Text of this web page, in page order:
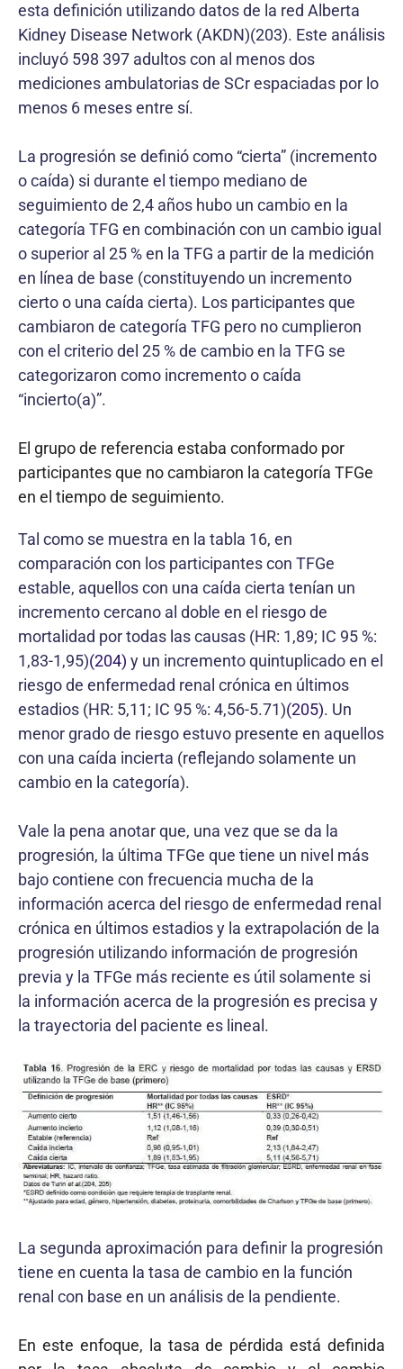
esta definición utilizando datos de la red Alberta
Kidney Disease Network (AKDN)(203). Este análisis
incluyó 598 397 adultos con al menos dos
mediciones ambulatorias de SCr espaciadas por lo
menos 6 meses entre sí.
La progresión se definió como “cierta” (incremento
o caída) si durante el tiempo mediano de
seguimiento de 2,4 años hubo un cambio en la
categoría TFG en combinación con un cambio igual
o superior al 25 % en la TFG a partir de la medición
en línea de base (constituyendo un incremento
cierto o una caída cierta). Los participantes que
cambiaron de categoría TFG pero no cumplieron
con el criterio del 25 % de cambio en la TFG se
categorizaron como incremento o caída
“incierto(a)”.
El grupo de referencia estaba conformado por
participantes que no cambiaron la categoría TFGe
en el tiempo de seguimiento.
Tal como se muestra en la tabla 16, en
comparación con los participantes con TFGe
estable, aquellos con una caída cierta tenían un
incremento cercano al doble en el riesgo de
mortalidad por todas las causas (HR: 1,89; IC 95 %:
1,83-1,95)(204) y un incremento quintuplicado en el
riesgo de enfermedad renal crónica en últimos
estadios (HR: 5,11; IC 95 %: 4,56-5.71)(205). Un
menor grado de riesgo estuvo presente en aquellos
con una caída incierta (reflejando solamente un
cambio en la categoría).
Vale la pena anotar que, una vez que se da la
progresión, la última TFGe que tiene un nivel más
bajo contiene con frecuencia mucha de la
información acerca del riesgo de enfermedad renal
crónica en últimos estadios y la extrapolación de la
progresión utilizando información de progresión
previa y la TFGe más reciente es útil solamente si
la información acerca de la progresión es precisa y
la trayectoria del paciente es lineal.
La segunda aproximación para definir la progresión
tiene en cuenta la tasa de cambio en la función
renal con base en un análisis de la pendiente.
En este enfoque, la tasa de pérdida está definida